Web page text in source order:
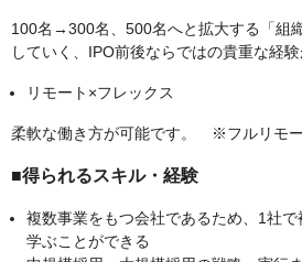
100名→300名、500名へと拡大する「組
していく、IPO前後ならではの貴重な経験
リモート×フレックス
柔軟な働き方が可能です。 ※フルリモ
■得られるスキル・経験
複数事業をもつ会社であるため、1社
学ぶことができる